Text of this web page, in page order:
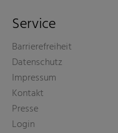
Service
Barrierefreiheit
Datenschutz
Impressum
Kontakt
Presse
Login